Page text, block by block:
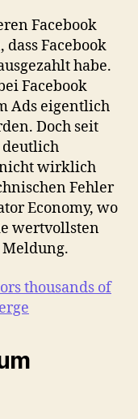
Facebook
Facebook
habe.
Facebook
Ads eigentlich
Doch seit
deutlich
nicht wirklich
Fehler
Economy, wo
wertvollsten
thousands of